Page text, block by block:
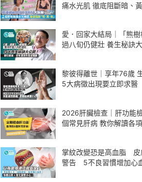
痛水光肌 徹底阻斷暗、
愛．回家大結局｜「熊
過八旬仍健壯 養生秘訣
黎彼得離世｜享年76歲
5大病徵出現要立即求醫
2026肝臟檢查｜肝功能
個常見肝病 教你解讀各
掌紋改變恐是高血脂 皮
警告 5不良習慣增加心